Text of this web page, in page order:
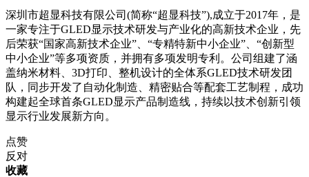
深圳市超显科技有限公司(简称“超显科技”),成立于2017年，是
一家专注于GLED显示技术研发与产业化的高新技术企业，先
后荣获“国家高新技术企业”、“专精特新中小企业”、“创新型
中小企业”等多项资质，并拥有多项发明专利。公司组建了涵
盖纳米材料、3D打印、整机设计的全体系GLED技术研发团
队，同步开发了自动化制造、精密贴合等配套工艺制程，成功
构建起全球首条GLED显示产品制造线，持续以技术创新引领
显示行业发展新方向。
点赞
反对
收藏